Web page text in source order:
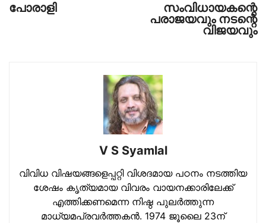
പോരാളി സംവിധായകന്റെ
പരാജയവും നടന്റെ
വിജയവും
V S Syamlal
വിവിധ വിഷയങ്ങളെപ്പറ്റി വിശദമായ പഠനം നടത്തിയ
ശേഷം കൃത്യമായ വിവരം വായനക്കാരിലേക്ക്
എത്തിക്കണമെന്ന നിഷ്ഠ പുലര്‍ത്തുന്ന
മാധ്യമപ്രവര്‍ത്തകന്‍. 1974 ജൂലൈ 23ന്